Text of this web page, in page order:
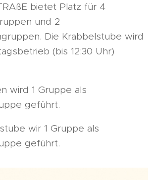
bietet Platz für 4
und 2
Die Krabbelstube wird
(bis 12:30 Uhr)
wird 1 Gruppe als
geführt.
wir 1 Gruppe als
geführt.